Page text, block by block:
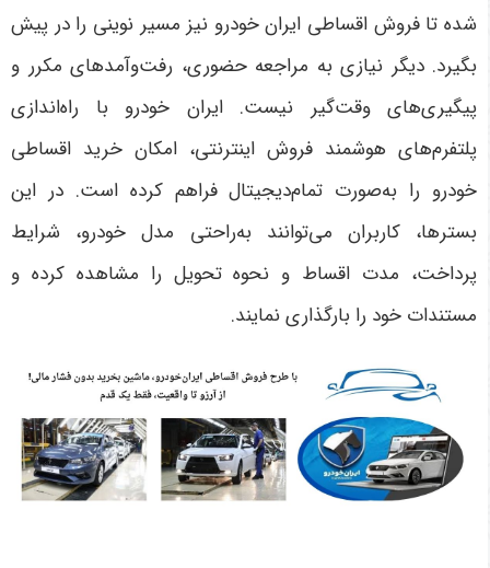
شده تا فروش اقساطی ایران خودرو نیز مسیر نوینی را در پیش
بگیرد. دیگر نیازی به مراجعه حضوری، رفت‌وآمدهای مکرر و
پیگیری‌های وقت‌گیر نیست. ایران خودرو با راه‌اندازی
پلتفرم‌های هوشمند فروش اینترنتی، امکان خرید اقساطی
خودرو را به‌صورت تمام‌دیجیتال فراهم کرده است. در این
بسترها، کاربران می‌توانند به‌راحتی مدل خودرو، شرایط
پرداخت، مدت اقساط و نحوه تحویل را مشاهده کرده و
مستندات خود را بارگذاری نمایند.